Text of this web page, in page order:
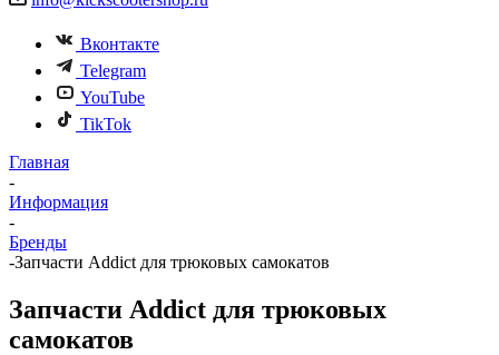
Вконтакте
Telegram
YouTube
TikTok
Главная
-
Информация
-
Бренды
-Запчасти Addict для трюковых самокатов
Запчасти Addict для трюковых
самокатов